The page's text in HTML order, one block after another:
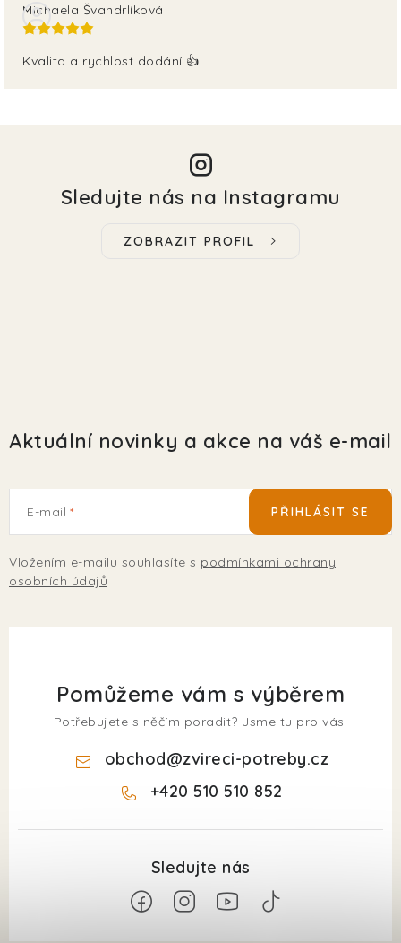
Michaela Švandrlíková
Kvalita a rychlost dodání 👍
Sledujte nás na Instagramu
ZOBRAZIT PROFIL
Aktuální novinky a akce na váš e-mail
E-mail
Vložením e-mailu souhlasíte s podmínkami ochrany
osobních údajů
PŘIHLÁSIT SE
Pomůžeme vám s výběrem
Potřebujete s něčím poradit? Jsme tu pro vás!
obchod@zvireci-potreby.cz
+420 510 510 852